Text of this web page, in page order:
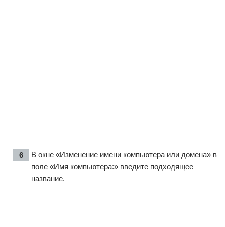
В окне «Изменение имени компьютера или домена» в
поле «Имя компьютера:» введите подходящее
название.